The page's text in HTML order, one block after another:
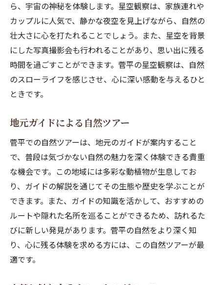
ら、宇宙の神秘を体験します。星空観察は、家族連れや
カップルに人気で、静かな夜空を見上げながら、自然の
壮大さに心を打たれることでしょう。また、星空を背景
にした写真撮影会も行われることがあり、思い出に残る
時間を過ごすことができます。菅平の星空観察は、自然
のスローライフを感じさせ、心に深い感動を与えるひと
ときです。
地元ガイドによる自然ツアー
菅平での自然ツアーは、地元のガイドが案内すること
で、普段は気づかない自然の魅力を深く体験できる貴重
な機会です。この地域には多彩な動植物が生息してお
り、ガイドの解説を通じてその生態や歴史を学ぶことが
できます。また、ガイドの知識を活かして、おすすめの
ルートや隠れた名所を巡ることができるため、訪れるた
びに新しい発見があります。菅平の自然をより深く知
り、心に残る体験を求める方には、この自然ツアーが最
適です。